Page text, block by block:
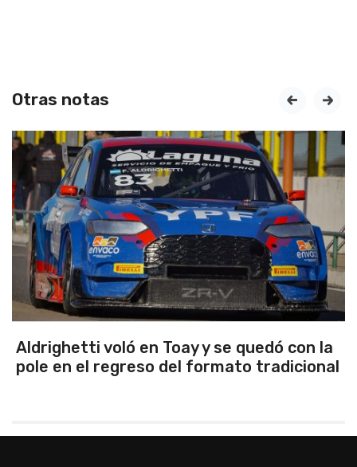
Otras notas
Aldrighetti voló en Toay y se quedó con la
pole en el regreso del formato tradicional
prev next